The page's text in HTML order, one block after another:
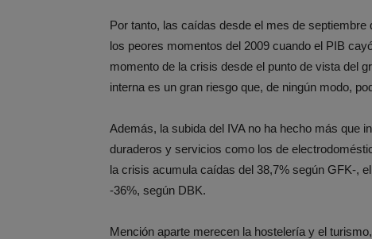
Por tanto, las caídas desde el mes de
los peores momentos del 2009 cuando el PIB
momento de la crisis desde el punto de vista del
interna es un gran riesgo que, de ningún modo,
Además, la subida del IVA no ha hecho más que
duraderos y servicios como los de
la crisis acumula caídas del 38,7% según GFK-,
-36%, según DBK.
Mención aparte merecen la hostelería y el